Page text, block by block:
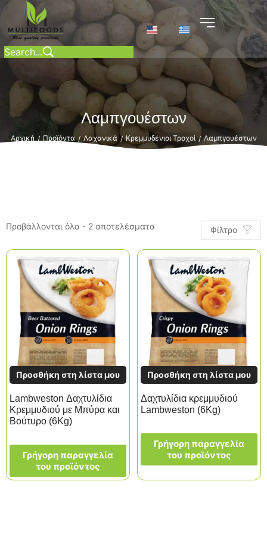
Λαμπγουέστων
Αρχική / Προϊόντα / Λαχανικά / Κρεμμυδένιοι Τροχοί / Λαμπγουέστων
Προβάλλονται όλα - 2 αποτελέσματα Φίλτρο
Προσθήκη στη λίστα μου
Lambweston Δαχτυλίδια
Κρεμμυδιού με Μπύρα και
Βούτυρο (6Kg)
Γρήγορη παραγγελία
του προϊόντος
Προσθήκη στη λίστα μου
Δαχτυλίδια κρεμμυδιού
Lambweston (6Kg)
Γρήγορη παραγγελία
του προϊόντος